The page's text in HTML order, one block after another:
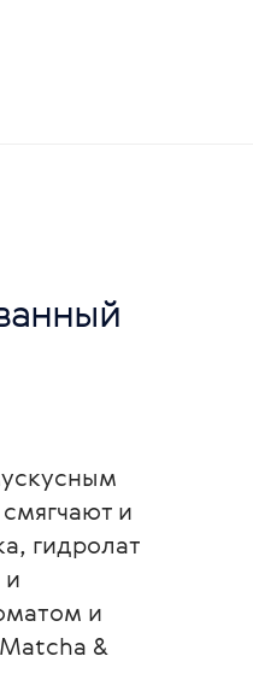
и
гидролат
и
&